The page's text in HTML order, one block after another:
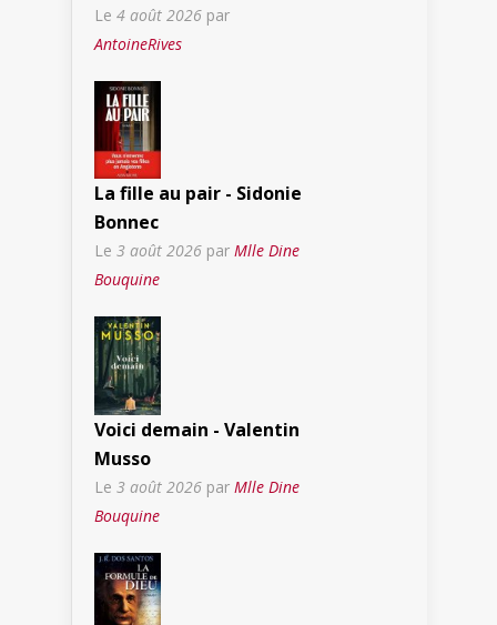
Le 4 août 2026 par
AntoineRives
La fille au pair - Sidonie
Bonnec
Le 3 août 2026 par Mlle Dine
Bouquine
Voici demain - Valentin
Musso
Le 3 août 2026 par Mlle Dine
Bouquine